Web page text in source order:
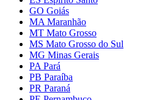
GO Goiás
MA Maranhão
MT Mato Grosso
MS Mato Grosso do Sul
MG Minas Gerais
PA Pará
PB Paraíba
PR Paraná